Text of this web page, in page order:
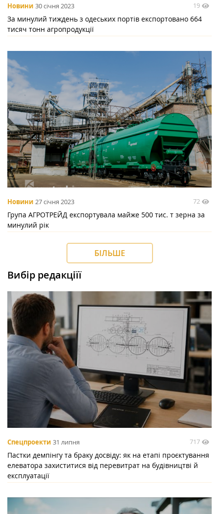
Новини 30 січня 2023 19
За минулий тиждень з одеських портів експортовано 664
тисяч тонн агропродукції
Новини 27 січня 2023 72
Група АГРОТРЕЙД експортувала майже 500 тиc. т зерна за
минулий рік
БІЛЬШЕ
Вибір редакціїї
Спецпроекти 31 липня 717
Пастки демпінгу та браку досвіду: як на етапі проєктування
елеватора захиститися від перевитрат на будівництві й
експлуатації